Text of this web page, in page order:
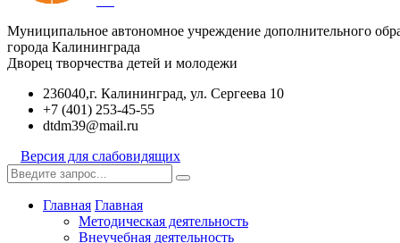
Муниципальное автономное учреждение дополнительного
города Калининграда
Дворец творчества детей и молодежи
236040,г. Калининград, ул. Сергеева 10
+7 (401) 253-45-55
dtdm39@mail.ru
Версия для слабовидящих
Главная Главная
Методическая деятельность
Внеучебная деятельность